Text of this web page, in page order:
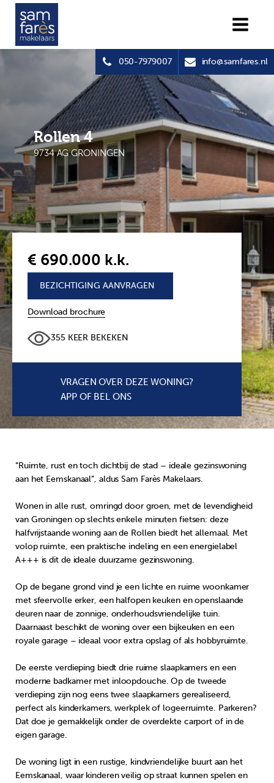
050-7979007 info@samfares.nl
Rollen 4
9734 AG GRONINGEN
€ 690.000 k.k.
BEZICHTIGING AANVRAGEN
Download brochure
355 KEER BEKEKEN
VRAGEN OVER DEZE WONING?
APP OF BEL ONS
“Ruimte, rust en toch dichtbij de stad – ideale gezinswoning
aan het Eemskanaal”, aldus Sam Farès Makelaars.
Wonen in alle rust, omringd door groen, met de levendigheid
van Groningen op slechts enkele minuten fietsen: deze
halfvrijstaande woning aan de Rollen biedt het allemaal. Met
volop ruimte, een praktische indeling en een energielabel
A+++ is dit de ideale duurzame gezinswoning.
Op de begane grond vind je een lichte en ruime woonkamer
met sfeervolle erker, een halfopen keuken en openslaande
deuren naar de zonnige, onderhoudsvriendelijke tuin.
Daarnaast beschikt de woning over een bijkeuken en een
royale garage – ideaal voor extra opslag of als hobbyruimte.
De eerste verdieping biedt drie ruime slaapkamers en een
moderne badkamer met inloopdouche. Op de tweede
verdieping zijn nog eens twee slaapkamers gerealiseerd,
perfect als kinderkamers, werkplek of logeerruimte. Parkeren?
Dat doe je gemakkelijk onder de overdekte carport of in de
eigen garage.
De woning ligt in een rustige, kindvriendelijke buurt aan het
Eemskanaal, waar kinderen veilig op straat kunnen spelen en